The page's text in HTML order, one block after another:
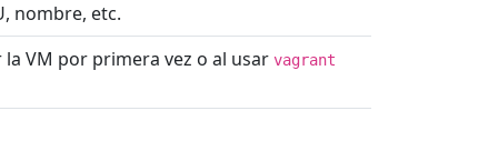
nombre, etc.
VM por primera vez o al usar vagrant